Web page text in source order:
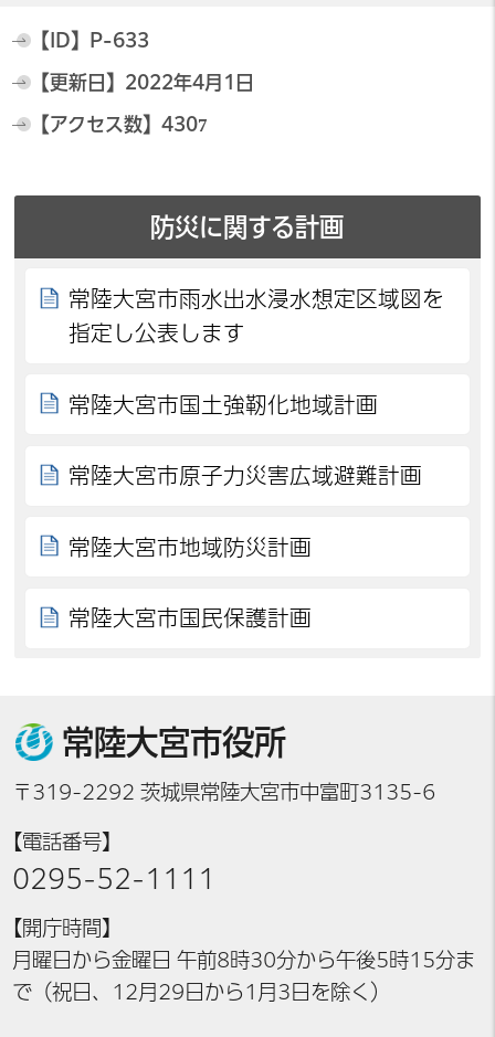
【ID】 P-633
【更新日】 2022年4月1日
【アクセス数】 4307
防災に関する計画
常陸大宮市雨水出水浸水想定区域図を
指定し公表します
常陸大宮市国土強靭化地域計画
常陸大宮市原子力災害広域避難計画
常陸大宮市地域防災計画
常陸大宮市国民保護計画
常陸大宮市役所
〒319-2292 茨城県常陸大宮市中富町3135-6
【電話番号】
0295-52-1111
【開庁時間】
月曜日から金曜日 午前8時30分から午後5時15分ま
で（祝日、12月29日から1月3日を除く）